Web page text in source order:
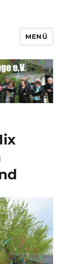
e.V.
MENÜ